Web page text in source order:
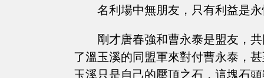
名利場中無朋友，只有利益是
剛才唐春強和曹永泰是盟友，
了溫玉溪的同盟軍來對付曹永泰，
玉溪只是自己的壓頂之石，這塊石